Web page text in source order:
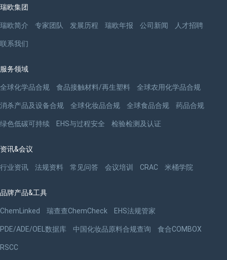
瑞欧集团
瑞欧简介 专家团队 发展历程 瑞欧年报 公司新闻 人才招聘
联系我们
服务领域
全球化学品合规 食品接触材料/再生塑料 全球农用化学品合规
消杀产品及设备合规 全球化妆品合规 全球食品合规 药品合规
绿色低碳可持续 EHS与过程安全 检验检测及认证
资讯&会议
行业资讯 法规资料 常见问答 会议培训 CRAC 米桶学院
品牌产品&工具
ChemLinked 瑞查查ChemCheck EHS法规管家
PDE/ADE/OEL数据库 中国化妆品原料合规查询 食合COMBOX
RSCC